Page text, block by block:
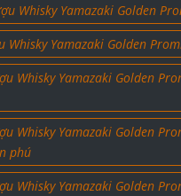
Whisky Yamazaki Golden
Whisky Yamazaki Golden
Whisky Yamazaki Golden
Whisky Yamazaki Golden
phú
Whisky Yamazaki Golden